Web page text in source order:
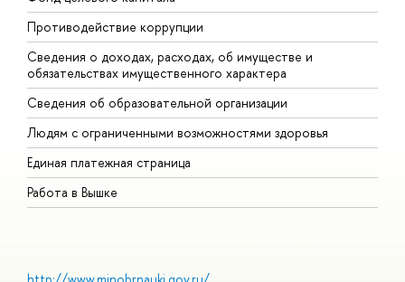
Противодействие коррупции
Сведения о доходах, расходах, об имуществе и
обязательствах имущественного характера
Сведения об образовательной организации
Людям с ограниченными возможностями здоровья
Единая платежная страница
Работа в Вышке